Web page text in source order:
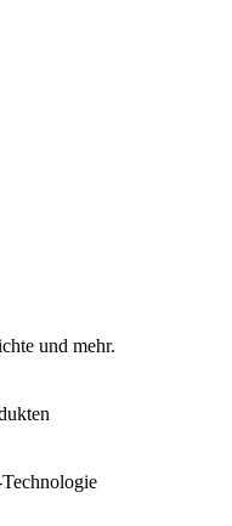
und mehr.